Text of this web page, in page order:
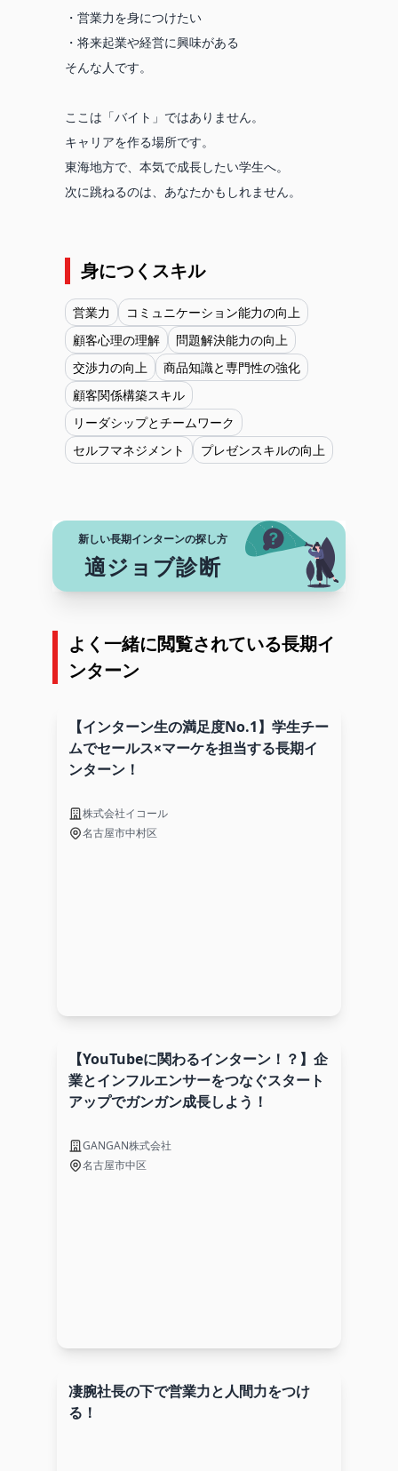
・営業力を身につけたい
・将来起業や経営に興味がある
そんな人です。
ここは「バイト」ではありません。
キャリアを作る場所です。
東海地方で、本気で成長したい学生へ。
次に跳ねるのは、あなたかもしれません。
身につくスキル
営業力
コミュニケーション能力の向上
顧客心理の理解
問題解決能力の向上
交渉力の向上
商品知識と専門性の強化
顧客関係構築スキル
リーダシップとチームワーク
セルフマネジメント
プレゼンスキルの向上
新しい長期インターンの探し方
適ジョブ診断
よく一緒に閲覧されている長期イ
ンターン
【インターン生の満足度No.1】学生チー
ムでセールス×マーケを担当する長期イ
ンターン！
株式会社イコール
名古屋市中村区
【YouTubeに関わるインターン！？】企
業とインフルエンサーをつなぐスタート
アップでガンガン成長しよう！
GANGAN株式会社
名古屋市中区
凄腕社長の下で営業力と人間力をつけ
る！